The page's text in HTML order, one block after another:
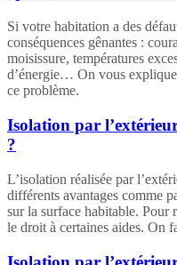
Si votre habitation a des
conséquences gênantes :
moisissure, températures
d’énergie… On vous
ce problème.
Isolation par
?
L’isolation réalisée par
différents avantages comme
sur la surface habitable. Pour
le droit à certaines aides. On